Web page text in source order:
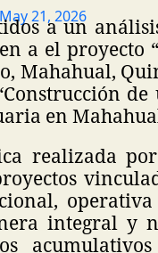
May 21, 2026
a un
a el proyecto
Mahahual,
en
realizada
integral y